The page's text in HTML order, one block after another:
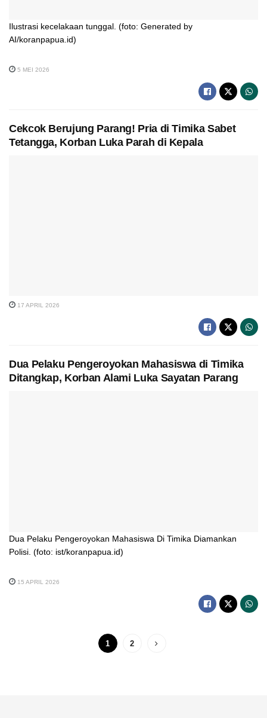
Ilustrasi kecelakaan tunggal. (foto: Generated by
AI/koranpapua.id)
5 MEI 2026
Cekcok Berujung Parang! Pria di Timika Sabet
Tetangga, Korban Luka Parah di Kepala
17 APRIL 2026
Dua Pelaku Pengeroyokan Mahasiswa di Timika
Ditangkap, Korban Alami Luka Sayatan Parang
Dua Pelaku Pengeroyokan Mahasiswa Di Timika Diamankan
Polisi. (foto: ist/koranpapua.id)
15 APRIL 2026
1 2